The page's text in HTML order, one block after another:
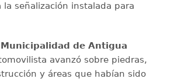
la señalización instalada para
Municipalidad de Antigua
avanzó sobre piedras,
y áreas que habían sido